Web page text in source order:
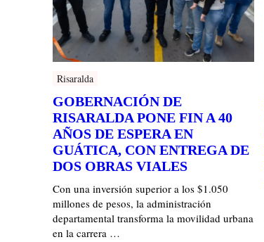
Risaralda
GOBERNACIÓN DE
RISARALDA PONE FIN A 40
AÑOS DE ESPERA EN
GUÁTICA, CON ENTREGA DE
DOS OBRAS VIALES
Con una inversión superior a los $1.050
millones de pesos, la administración
departamental transforma la movilidad urbana
en la carrera …